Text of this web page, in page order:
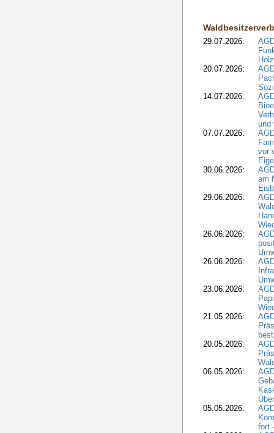
29.07.2026:
20.07.2026:
14.07.2026:
und
07.07.2026:
vor
30.06.2026:
am
29.06.2026:
26.06.2026:
26.06.2026:
23.06.2026:
21.05.2026:
20.05.2026:
06.05.2026:
05.05.2026:
fort